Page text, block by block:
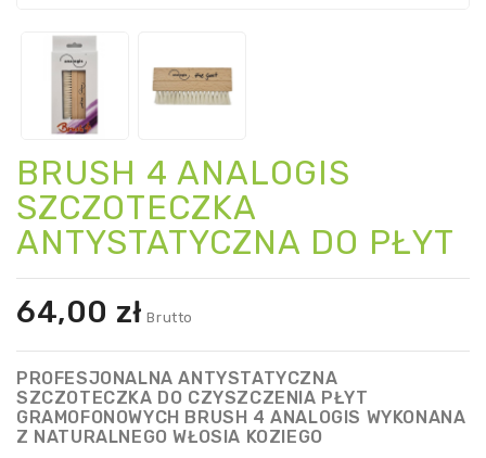
BRUSH 4 ANALOGIS
SZCZOTECZKA
ANTYSTATYCZNA DO PŁYT
64,00 zł Brutto
PROFESJONALNA ANTYSTATYCZNA
SZCZOTECZKA DO CZYSZCZENIA PŁYT
GRAMOFONOWYCH BRUSH 4 ANALOGIS WYKONANA
Z NATURALNEGO WŁOSIA KOZIEGO